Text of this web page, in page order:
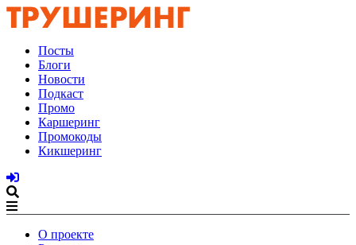
Посты
Блоги
Новости
Подкаст
Промо
Каршеринг
Промокоды
Кикшеринг
О проекте